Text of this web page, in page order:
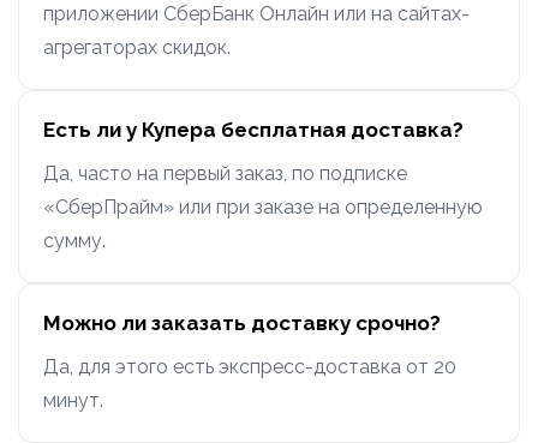
приложении СберБанк Онлайн или на сайтах-
агрегаторах скидок.
Есть ли у Купера бесплатная доставка?
Да, часто на первый заказ, по подписке
«СберПрайм» или при заказе на определенную
сумму.
Можно ли заказать доставку срочно?
Да, для этого есть экспресс-доставка от 20
минут.